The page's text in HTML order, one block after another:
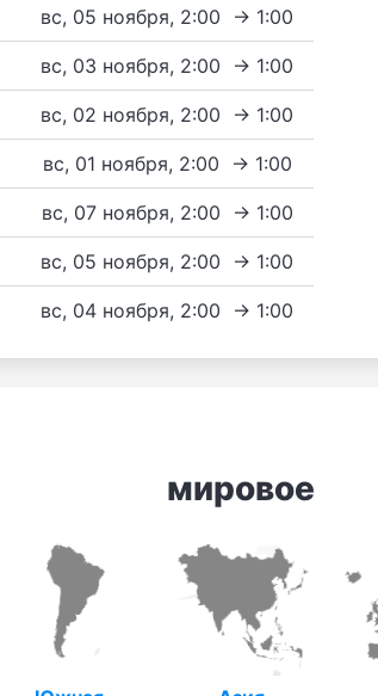
вс, 05 ноября, 2:00 → 1:00
вс, 03 ноября, 2:00 → 1:00
вс, 02 ноября, 2:00 → 1:00
вс, 01 ноября, 2:00 → 1:00
вс, 07 ноября, 2:00 → 1:00
вс, 05 ноября, 2:00 → 1:00
вс, 04 ноября, 2:00 → 1:00
мировое